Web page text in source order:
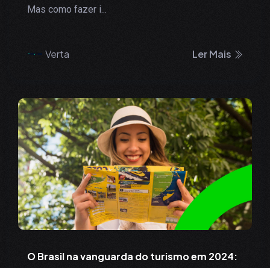
Mas como fazer i...
Verta Ler Mais
O Brasil na vanguarda do turismo em 2024: